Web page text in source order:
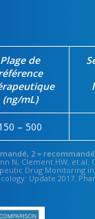
Plage de
(ng/mL)
– 500
2 = recommandé
N, Clement HW, et al.
Drug Monitoring in
Update 2017.